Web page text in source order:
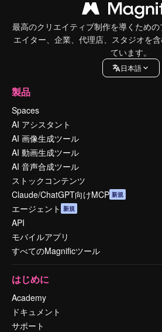
最高のクリエイティブ制作を導くため
エイター、企業、代理店、スタジオを
ています。
日本語
製品
Spaces
AI アシスタント
AI 画像生成ツール
AI 動画生成ツール
AI 音声合成ツール
ストックコンテンツ
Claude/ChatGPT向けMCP 新規
エージェント 新規
API
モバイルアプリ
すべてのMagnificツール
はじめに
Academy
ドキュメント
サポート